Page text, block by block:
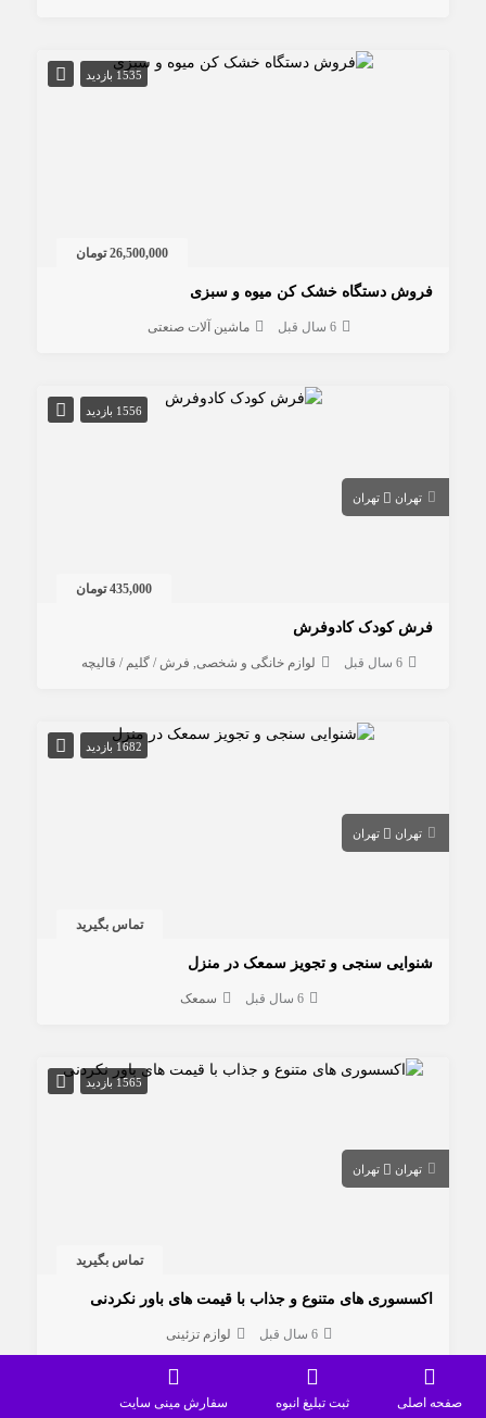
1535 بازدید
26,500,000 تومان
فروش دستگاه خشک کن میوه و سبزی
6 سال قبل ماشین آلات صنعتی
1556 بازدید
تهران تهران
435,000 تومان
فرش کودک کادوفرش
6 سال قبل لوازم خانگی و شخصی فرش / گلیم / قالیچه
1682 بازدید
تهران تهران
تماس بگیرید
شنوایی سنجی و تجویز سمعک در منزل
6 سال قبل سمعک
1565 بازدید
تهران تهران
تماس بگیرید
اکسسوری های متنوع و جذاب با قیمت های باور نکردنی
6 سال قبل لوازم تزئینی
صفحه اصلی ثبت تبلیغ انبوه سفارش مینی سایت